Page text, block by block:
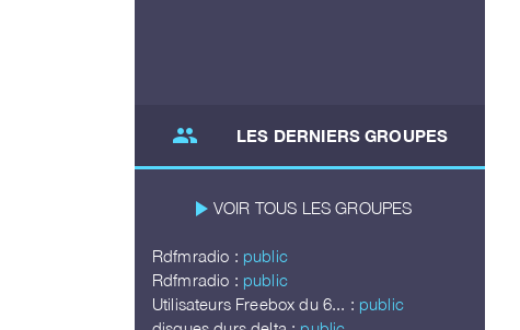
group LES DERNIERS GROUPES
play_arrow VOIR TOUS LES GROUPES
Rdfmradio : public
Rdfmradio : public
Utilisateurs Freebox du 6... : public